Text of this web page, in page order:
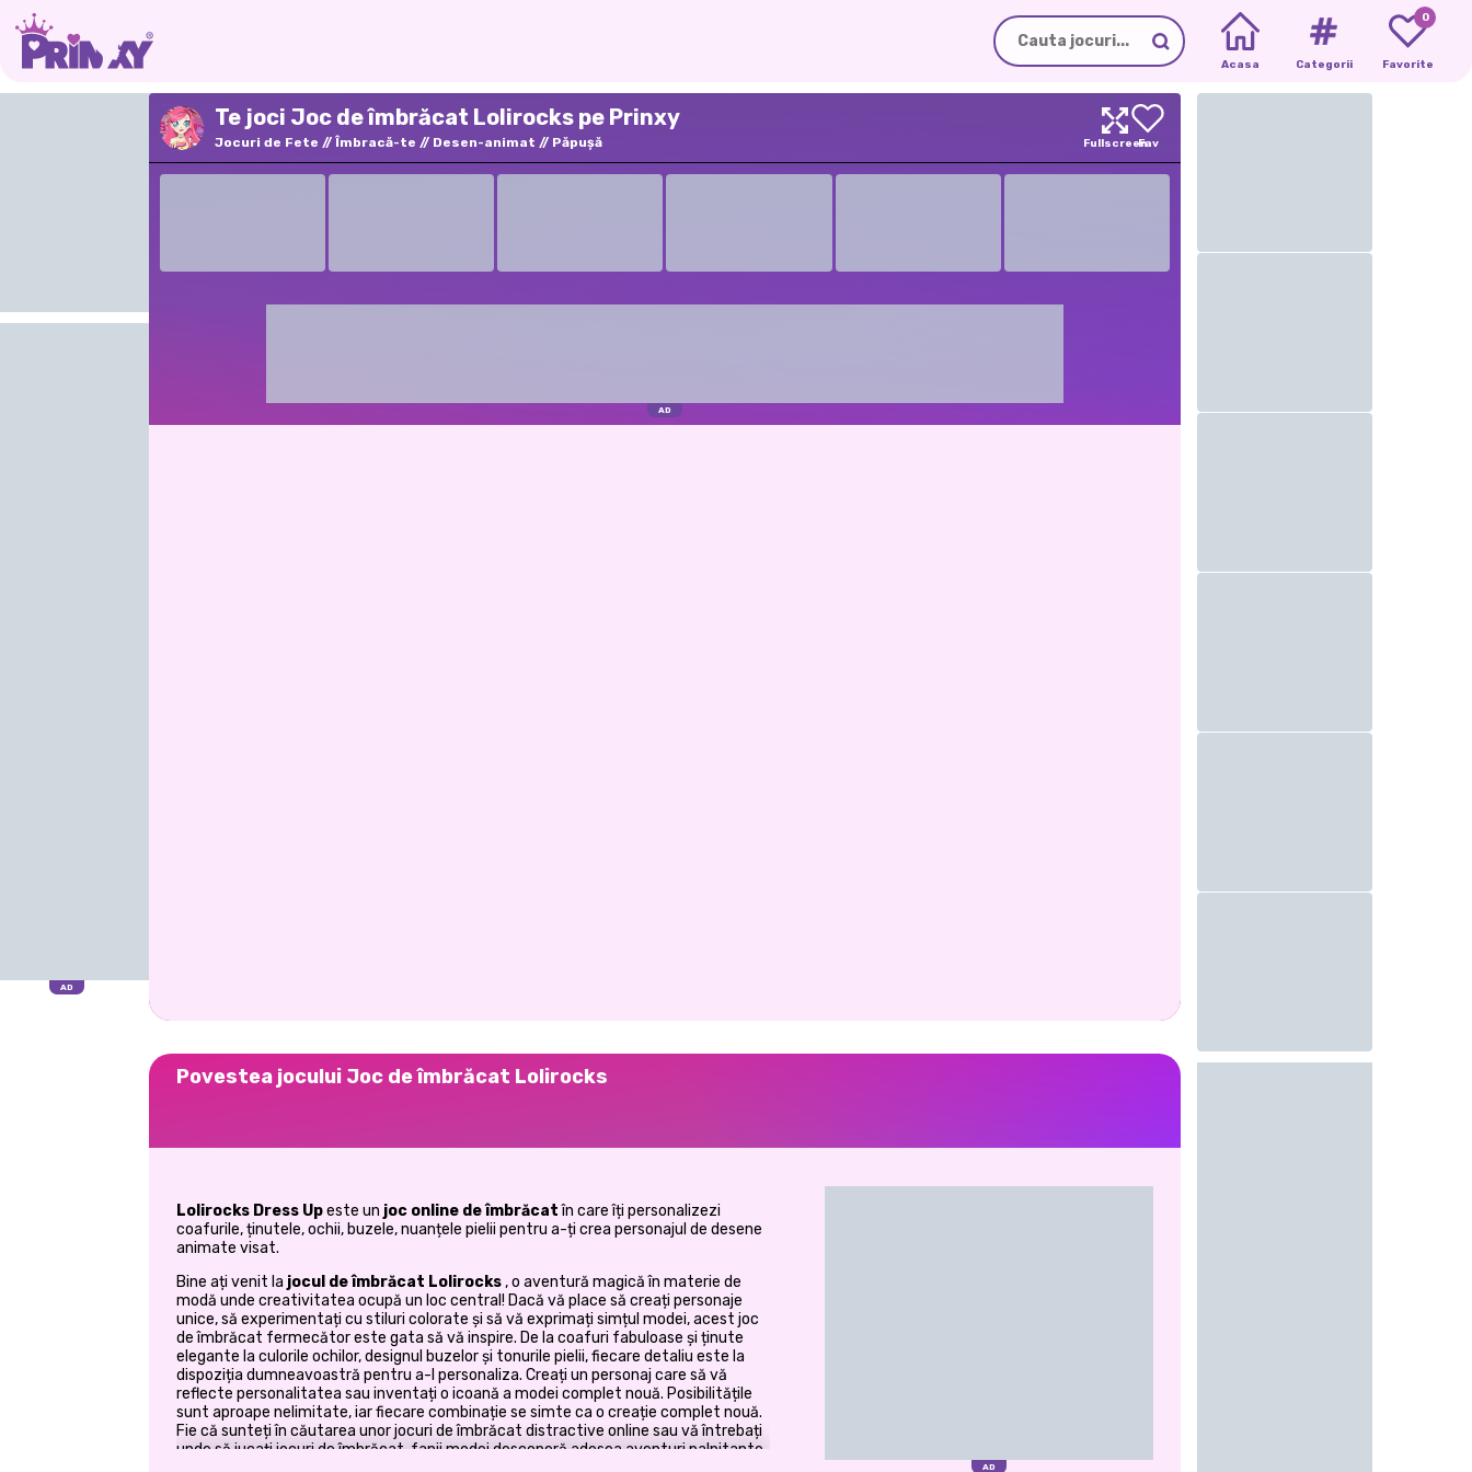
Acasa Categorii
0
Favorite
Te joci Joc de îmbrăcat Lolirocks pe Prinxy
Jocuri de Fete Îmbracă-te Desen-animat Păpuşă
Povestea jocului Joc de îmbrăcat Lolirocks
Lolirocks Dress Upeste un joc online de îmbrăcatîn care îți personalizezi
coafurile, ținutele, ochii, buzele, nuanțele pielii pentru a-ți crea personajul de desene
animate visat.
Bine ați venit la jocul de îmbrăcat Lolirocks, o aventură magică în materie de
modă unde creativitatea ocupă un loc central! Dacă vă place să creați personaje
unice, să experimentați cu stiluri colorate și să vă exprimați simțul modei, acest joc
de îmbrăcat fermecător este gata să vă inspire. De la coafuri fabuloase și ținute
elegante la culorile ochilor, designul buzelor și tonurile pielii, fiecare detaliu este la
dispoziția dumneavoastră pentru a-l personaliza. Creați un personaj care să vă
reflecte personalitatea sau inventați o icoană a modei complet nouă. Posibilitățile
sunt aproape nelimitate, iar fiecare combinație se simte ca o creație complet nouă.
Fie că sunteți în căutarea unor jocuri de îmbrăcat distractive online sau vă întrebați
unde să jucați jocuri de îmbrăcat, fanii modei descoperă adesea aventuri palpitante